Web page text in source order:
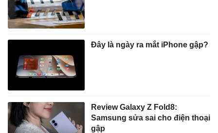
Đây là ngày ra mắt iPhone gập?
Review Galaxy Z Fold8:
Samsung sửa sai cho điện thoại
gập